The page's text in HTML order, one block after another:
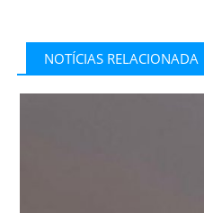
NOTÍCIAS RELACIONADA